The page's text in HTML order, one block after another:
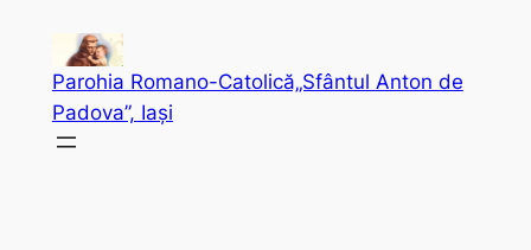
conținutParohia Romano-Catolică„Sfântul Anton de
Padova”, Iași